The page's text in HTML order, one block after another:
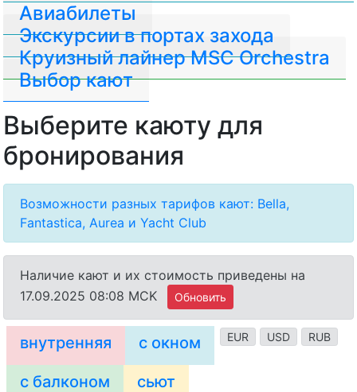
Авиабилеты
Экскурсии в портах захода
Круизный лайнер MSC Orchestra
Выбор кают
Выберите каюту для
бронирования
Возможности разных тарифов кают: Bella,
Fantastica, Aurea и Yacht Club
Наличие кают и их стоимость приведены на
17.09.2025 08:08 MCK
Обновить
EUR USD RUB
внутренняя с окном
с балконом сьют